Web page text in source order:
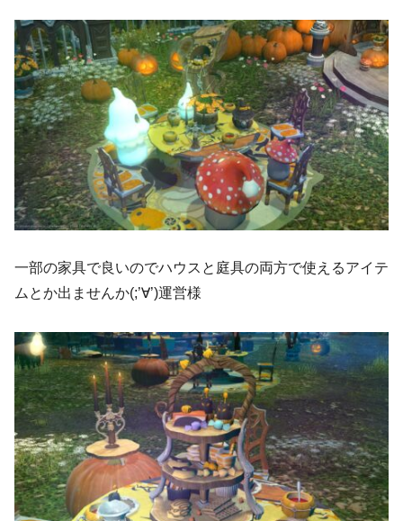
一部の家具で良いのでハウスと庭具の両方で使えるアイテ
ムとか出ませんか(;’∀’)運営様